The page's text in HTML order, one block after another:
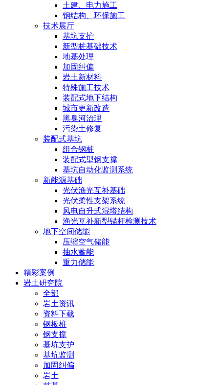
土建、电力施工
钢结构、环保施工
技术展厅
基坑支护
新型桩基础技术
地基处理
加固纠偏
岩土新材料
特殊施工技术
装配式地下结构
城市更新改造
黑臭河治理
污染土修复
装配式基坑
组合钢桩
装配式型钢支撑
基坑自动化监测系统
新能源基础
光伏渔光互补基础
光伏柔性支架系统
风电自升式混塔结构
渔光互补新型锚杆检测技术
地下空间储能
压缩空气储能
抽水蓄能
重力储能
精彩案例
岩土研究院
全部
岩土资讯
资料下载
钢板桩
钢支撑
基坑支护
基坑监测
加固纠偏
岩土